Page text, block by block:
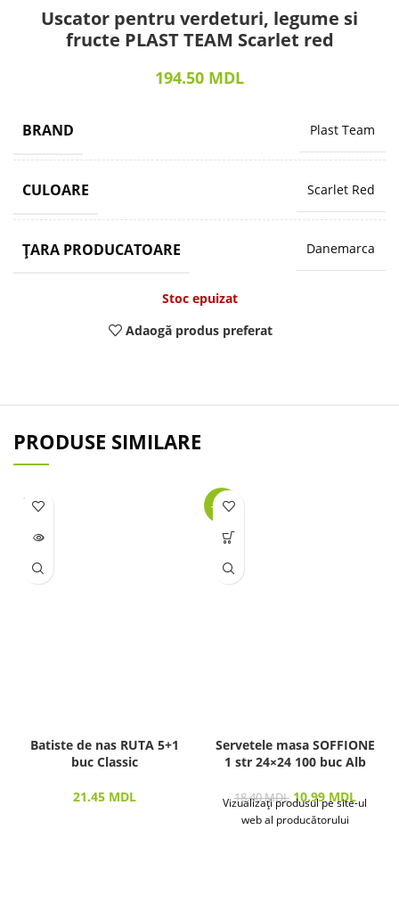
Uscator pentru verdeturi, legume si
fructe PLAST TEAM Scarlet red
194.50 MDL
BRAND Plast Team
CULOARE Scarlet Red
ȚARA PRODUCATOARE Danemarca
Stoc epuizat
Adaogă produs preferat
PRODUSE SIMILARE
LIPSĂ
STOC
Batiste de nas RUTA 5+1
buc Classic
21.45 MDL
-40%
Servetele masa SOFFIONE
1 str 24×24 100 buc Alb
18.40MDL 10.99 MDL
Vizualizați produsul pe site-ul
web al producătorului